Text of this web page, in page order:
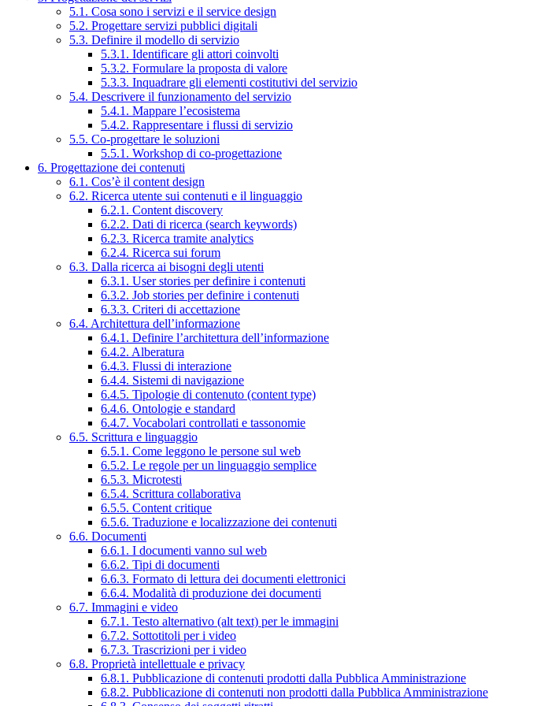
5.1. Cosa sono i servizi e il service design
5.2. Progettare servizi pubblici digitali
5.3. Definire il modello di servizio
5.3.1. Identificare gli attori coinvolti
5.3.2. Formulare la proposta di valore
5.3.3. Inquadrare gli elementi costitutivi del servizio
5.4. Descrivere il funzionamento del servizio
5.4.1. Mappare l’ecosistema
5.4.2. Rappresentare i flussi di servizio
5.5. Co-progettare le soluzioni
5.5.1. Workshop di co-progettazione
6. Progettazione dei contenuti
6.1. Cos’è il content design
6.2. Ricerca utente sui contenuti e il linguaggio
6.2.1. Content discovery
6.2.2. Dati di ricerca (search keywords)
6.2.3. Ricerca tramite analytics
6.2.4. Ricerca sui forum
6.3. Dalla ricerca ai bisogni degli utenti
6.3.1. User stories per definire i contenuti
6.3.2. Job stories per definire i contenuti
6.3.3. Criteri di accettazione
6.4. Architettura dell’informazione
6.4.1. Definire l’architettura dell’informazione
6.4.2. Alberatura
6.4.3. Flussi di interazione
6.4.4. Sistemi di navigazione
6.4.5. Tipologie di contenuto (content type)
6.4.6. Ontologie e standard
6.4.7. Vocabolari controllati e tassonomie
6.5. Scrittura e linguaggio
6.5.1. Come leggono le persone sul web
6.5.2. Le regole per un linguaggio semplice
6.5.3. Microtesti
6.5.4. Scrittura collaborativa
6.5.5. Content critique
6.5.6. Traduzione e localizzazione dei contenuti
6.6. Documenti
6.6.1. I documenti vanno sul web
6.6.2. Tipi di documenti
6.6.3. Formato di lettura dei documenti elettronici
6.6.4. Modalità di produzione dei documenti
6.7. Immagini e video
6.7.1. Testo alternativo (alt text) per le immagini
6.7.2. Sottotitoli per i video
6.7.3. Trascrizioni per i video
6.8. Proprietà intellettuale e privacy
6.8.1. Pubblicazione di contenuti prodotti dalla Pubblica Amministrazione
6.8.2. Pubblicazione di contenuti non prodotti dalla Pubblica Amministrazione